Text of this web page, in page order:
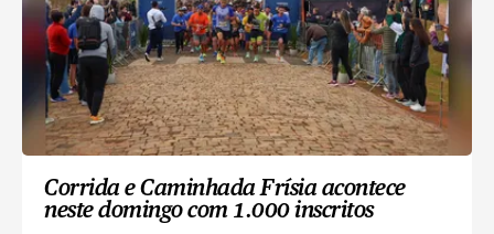
Corrida e Caminhada Frísia acontece
neste domingo com 1.000 inscritos